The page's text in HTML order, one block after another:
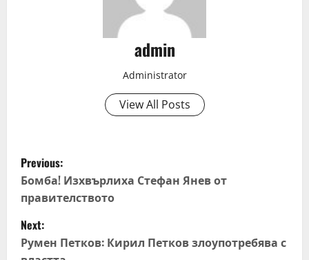
admin
Administrator
View All Posts
P
o
s
t
Previous:
Бомба! Изхвърлиха Стефан Янев от
правителството
Next:
Румен Петков: Кирил Петков злоупотребява с